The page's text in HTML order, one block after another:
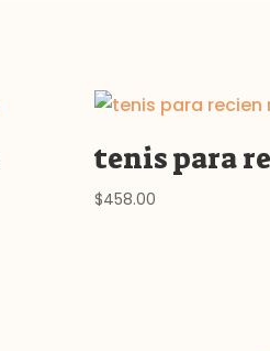
tenis para
$458.00